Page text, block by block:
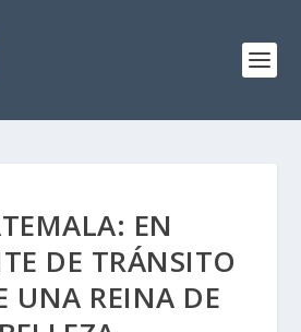
EN
DE TRÁNSITO
UNA REINA DE